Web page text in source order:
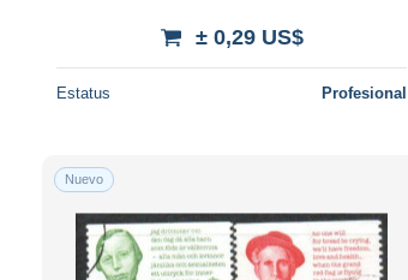
± 0,29 US$
Estatus Profesional
Nuevo